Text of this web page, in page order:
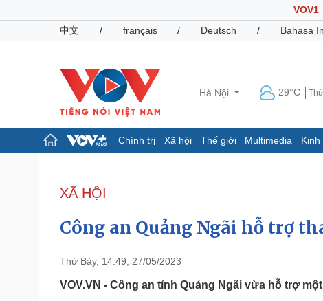
VOV1
中文
/ français / Deutsch / Bahasa
Hà Nội 29°C
Chính trị Xã hội Thế giới Multimedia Kinh
Đảng
Tổ chức nhân sự
Nhận diện sự thật
Dấu ấn VOV
Pháp luật
Quân sự - Quốc phòng
XÃ HỘI
Công an Quảng Ngãi hỗ trợ
Thứ Bảy, 14:49, 27/05/2023
VOV.VN - Công an tỉnh Quảng Ngãi vừa hỗ trợ